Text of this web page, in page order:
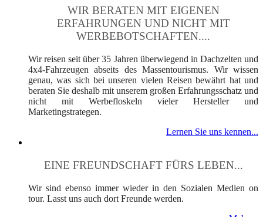
WIR BERATEN MIT EIGENEN
ERFAHRUNGEN UND NICHT MIT
WERBEBOTSCHAFTEN....
Wir reisen seit über 35 Jahren überwiegend in Dachzelten und
4x4-Fahrzeugen abseits des Massentourismus. Wir wissen
genau, was sich bei unseren vielen Reisen bewährt hat und
beraten Sie deshalb mit unserem großen Erfahrungsschatz und
nicht mit Werbefloskeln vieler Hersteller und
Marketingstrategen.
Lernen Sie uns kennen...
EINE FREUNDSCHAFT FÜRS LEBEN...
Wir sind ebenso immer wieder in den Sozialen Medien on
tour. Lasst uns auch dort Freunde werden.